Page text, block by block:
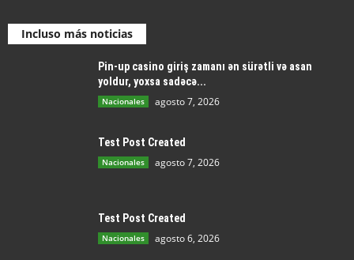
Incluso más noticias
Pin-up casino giriş zamanı ən sürətli və asan
yoldur, yoxsa sadəcə...
Nacionales agosto 7, 2026
Test Post Created
Nacionales agosto 7, 2026
Test Post Created
Nacionales agosto 6, 2026